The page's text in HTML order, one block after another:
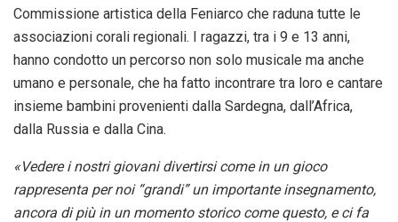
Commissione artistica della Feniarco che raduna tutte le
associazioni corali regionali. I ragazzi, tra i 9 e 13 anni,
hanno condotto un percorso non solo musicale ma anche
umano e personale, che ha fatto incontrare tra loro e cantare
insieme bambini provenienti dalla Sardegna, dall’Africa,
dalla Russia e dalla Cina.
«Vedere i nostri giovani divertirsi come in un gioco
rappresenta per noi “grandi” un importante insegnamento,
ancora di più in un momento storico come questo, e ci fa